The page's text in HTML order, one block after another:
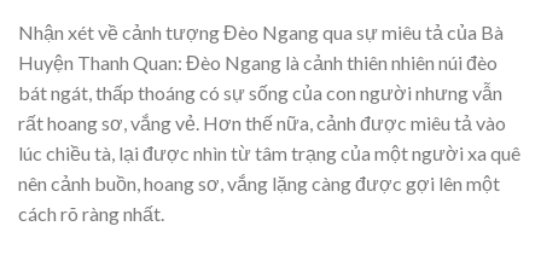
Nhận xét về cảnh tượng Đèo Ngang qua sự miêu tả của Bà
Huyện Thanh Quan: Đèo Ngang là cảnh thiên nhiên núi đèo
bát ngát, thấp thoáng có sự sống của con người nhưng vẫn
rất hoang sơ, vắng vẻ. Hơn thế nữa, cảnh được miêu tả vào
lúc chiều tà, lại được nhìn từ tâm trạng của một người xa quê
nên cảnh buồn, hoang sơ, vắng lặng càng được gợi lên một
cách rõ ràng nhất.